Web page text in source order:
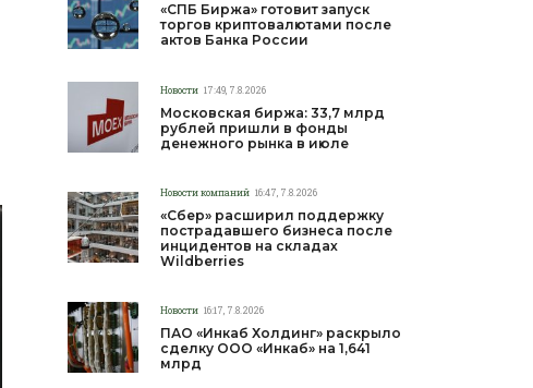
«СПБ Биржа» готовит запуск
торгов криптовалютами после
актов Банка России
Новости 17:49, 7.8.2026
Московская биржа: 33,7 млрд
рублей пришли в фонды
денежного рынка в июле
Новости компаний 16:47, 7.8.2026
«Сбер» расширил поддержку
пострадавшего бизнеса после
инцидентов на складах
Wildberries
Новости 16:17, 7.8.2026
ПАО «Инкаб Холдинг» раскрыло
сделку ООО «Инкаб» на 1,641
млрд